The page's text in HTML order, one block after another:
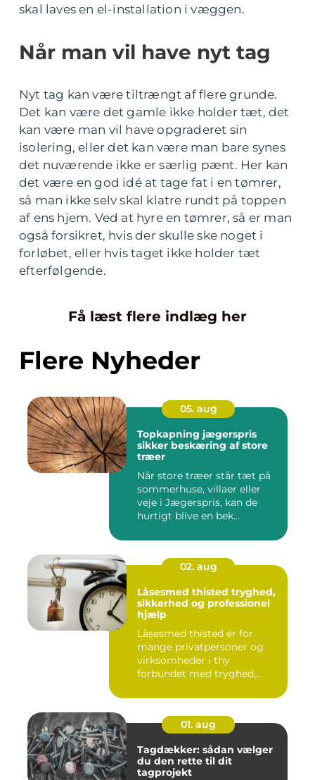
skal laves en el-installation i væggen.
Når man vil have nyt tag
Nyt tag kan være tiltrængt af flere grunde.
Det kan være det gamle ikke holder tæt, det
kan være man vil have opgraderet sin
isolering, eller det kan være man bare synes
det nuværende ikke er særlig pænt. Her kan
det være en god idé at tage fat i en tømrer,
så man ikke selv skal klatre rundt på toppen
af ens hjem. Ved at hyre en tømrer, så er man
også forsikret, hvis der skulle ske noget i
forløbet, eller hvis taget ikke holder tæt
efterfølgende.
Få læst flere indlæg her
Flere Nyheder
05. aug
Topkapning jægerspris
sikker beskæring af store
træer
Når store træer står tæt på
sommerhuse, villaer eller
veje i Jægerspris, kan de
hurtigt blive en bek...
02. aug
Låsesmed thisted tryghed,
sikkerhed og professionel
hjælp
Låsesmed thisted er for
mange privatpersoner og
virksomheder i thy
forbundet med tryghed,
01. aug
Tagdækker: sådan vælger
du den rette til dit
tagprojekt